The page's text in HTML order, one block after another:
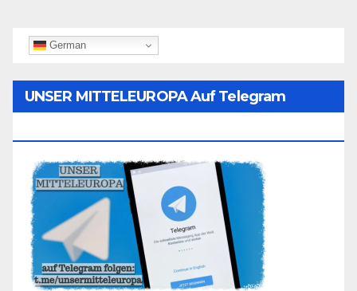
German
UNSER MITTELEUROPA Auf Telegram